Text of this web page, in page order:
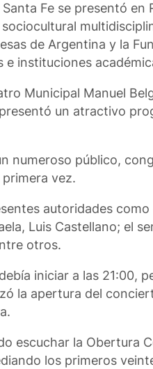
Fe se presentó
de Argentina y la
instituciones
Municipal Manuel
un atractivo
numeroso público,
vez.
autoridades
Luis Castellano; el
otros.
iniciar a las 21:00,
la apertura del
escuchar la Obertura
los primeros